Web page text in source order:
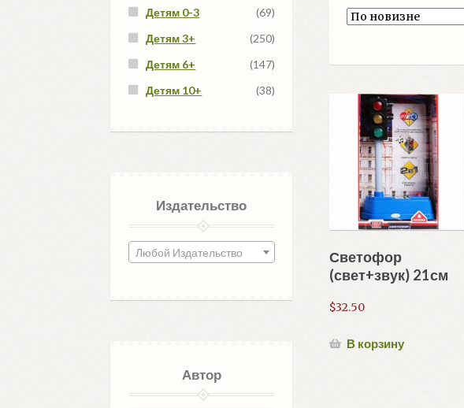
Светофор
(свет+звук) 21см
$32.50
В корзину
Детям 0-3
(69)
Детям 3+
(250)
Детям 6+
(147)
Детям 10+
(38)
Издательство
Любой Издательство
Автор